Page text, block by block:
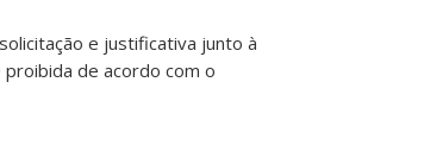
e justificativa junto à
de acordo com o